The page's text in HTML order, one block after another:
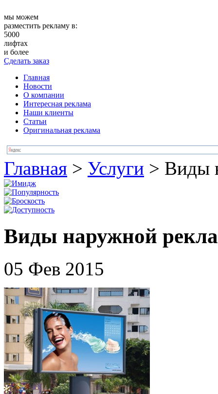
мы можем
разместить рекламу в:
5000
лифтах
и более
Сделать заказ
Главная
Новости
О компании
Интересная реклама
Наши клиенты
Статьи
Оригинальная реклама
Главная > Услуги > Виды
Виды наружной
05 Фев 2015